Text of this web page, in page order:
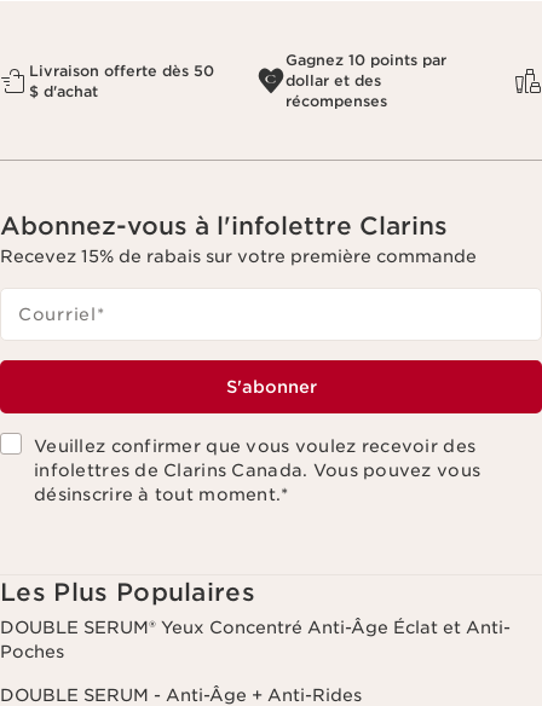
Livraison offerte dès 50
$ d'achat
Gagnez 10 points par
dollar et des
récompenses
Abonnez-vous à l'infolettre Clarins
Recevez 15% de rabais sur votre première commande
Courriel*
S'abonner
Veuillez confirmer que vous voulez recevoir des
infolettres de Clarins Canada. Vous pouvez vous
désinscrire à tout moment.*
Les Plus Populaires
DOUBLE SERUM® Yeux Concentré Anti-Âge Éclat et Anti-
Poches
DOUBLE SERUM - Anti-Âge + Anti-Rides